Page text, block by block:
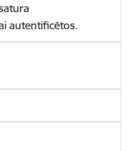
autentificētos.